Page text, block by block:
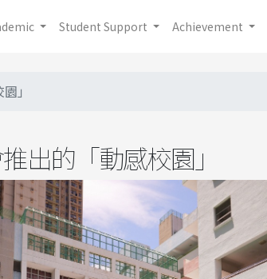
Student Support Achievement
」
出的「動感校園」